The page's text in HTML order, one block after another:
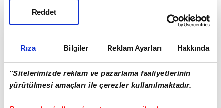
Rıza Bilgiler Reklam Ayarları Hakkında
"Sitelerimizde reklam ve pazarlama faaliyetlerinin
yürütülmesi amaçları ile çerezler kullanılmaktadır.
Reddet